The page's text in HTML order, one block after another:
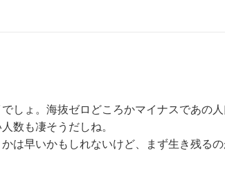
しょ。海抜ゼロどころかマイナスであの人
数も凄そうだしね。
は早いかもしれないけど、まず生き残るの